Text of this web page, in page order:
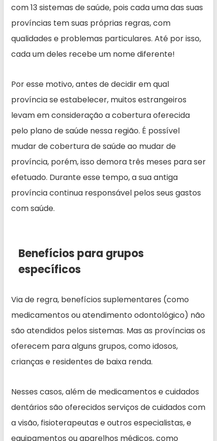
com 13 sistemas de saúde, pois cada uma das suas
províncias tem suas próprias regras, com
qualidades e problemas particulares. Até por isso,
cada um deles recebe um nome diferente!
Por esse motivo, antes de decidir em qual
província se estabelecer, muitos estrangeiros
levam em consideração a cobertura oferecida
pelo plano de saúde nessa região. É possível
mudar de cobertura de saúde ao mudar de
província, porém, isso demora três meses para ser
efetuado. Durante esse tempo, a sua antiga
província continua responsável pelos seus gastos
com saúde.
Benefícios para grupos
específicos
Via de regra, benefícios suplementares (como
medicamentos ou atendimento odontológico) não
são atendidos pelos sistemas. Mas as províncias os
oferecem para alguns grupos, como idosos,
crianças e residentes de baixa renda.
Nesses casos, além de medicamentos e cuidados
dentários são oferecidos serviços de cuidados com
a visão, fisioterapeutas e outros especialistas, e
equipamentos ou aparelhos médicos, como